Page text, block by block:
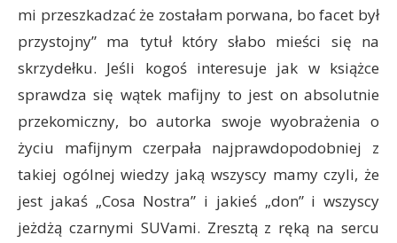
mi przeszkadzać że zostałam porwana, bo facet był
przystojny” ma tytuł który słabo mieści się na
skrzydełku. Jeśli kogoś interesuje jak w książce
sprawdza się wątek mafijny to jest on absolutnie
przekomiczny, bo autorka swoje wyobrażenia o
życiu mafijnym czerpała najprawdopodobniej z
takiej ogólnej wiedzy jaką wszyscy mamy czyli, że
jest jakaś „Cosa Nostra” i jakieś „don” i wszyscy
jeżdżą czarnymi SUVami. Zresztą z ręką na sercu